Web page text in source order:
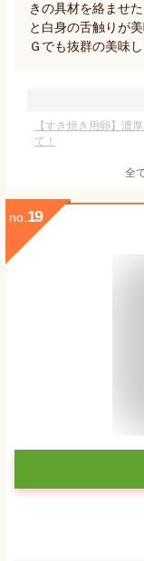
きの具材を絡ませ
と白身の舌触りが
Ｇでも抜群の美味
【すき焼き用卵】濃
て！
全
no. 19